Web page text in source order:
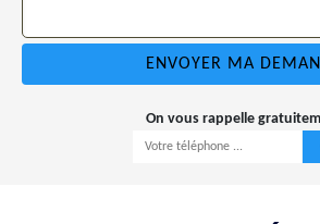
On vous rappelle